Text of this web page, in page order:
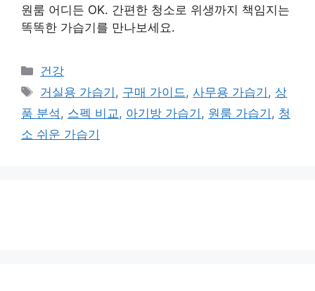
원룸 어디든 OK. 간편한 청소로 위생까지 책임지는
똑똑한 가습기를 만나보세요.
카
테
리
건강
태
그
거실용 가습기 , 구매 가이드,사무용 가습기 , 상
품 분석, 스펙 비교, 아기방 가습기 , 원룸 가습기 , 청
소 쉬운 가습기